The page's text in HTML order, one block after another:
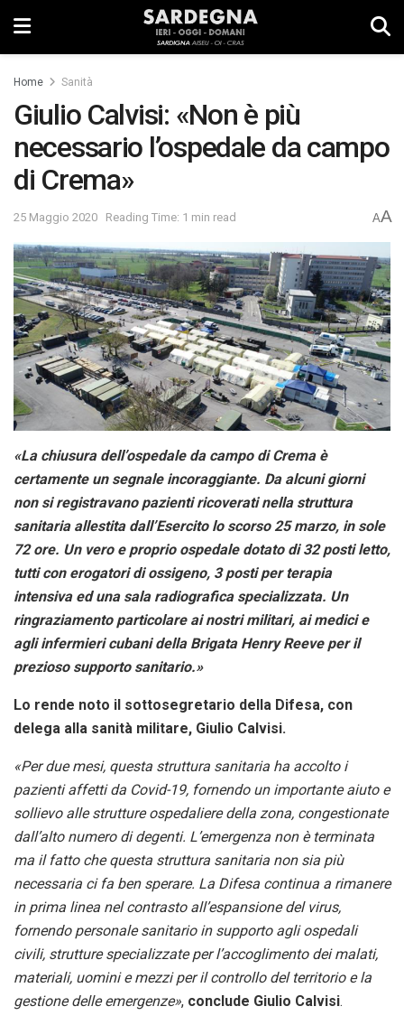
Home Sanità
Giulio Calvisi: «Non è più
necessario l’ospedale da campo
di Crema»
25 Maggio 2020 Reading Time: 1 min read AA
«La chiusura dell’ospedale da campo di Crema è
certamente un segnale incoraggiante. Da alcuni giorni
non si registravano pazienti ricoverati nella struttura
sanitaria allestita dall’Esercito lo scorso 25 marzo, in sole
72 ore. Un vero e proprio ospedale dotato di 32 posti letto,
tutti con erogatori di ossigeno, 3 posti per terapia
intensiva ed una sala radiografica specializzata. Un
ringraziamento particolare ai nostri militari, aimedici e
agli infermieri cubani della Brigata Henry Reeve per il
prezioso supporto sanitario.»
Lo rende noto il sottosegretario della Difesa, con
delega alla sanità militare, Giulio Calvisi.
«Per due mesi, questa struttura sanitaria ha accolto i
pazienti affetti da Covid-19, fornendo un importante aiuto e
sollievo alle strutture ospedaliere della zona, congestionate
dall’alto numero di degenti. L’emergenza non è terminata
ma il fatto che questa struttura sanitaria non sia più
necessaria ci fa ben sperare. La Difesa continua a rimanere
in prima linea nel contrasto all’espansione del virus,
fornendo personale sanitario in supporto agli ospedali
civili, strutture specializzate per l’accoglimento dei malati,
materiali, uomini e mezzi per il controllo del territorio e la
gestione delle emergenze», conclude Giulio Calvisi.